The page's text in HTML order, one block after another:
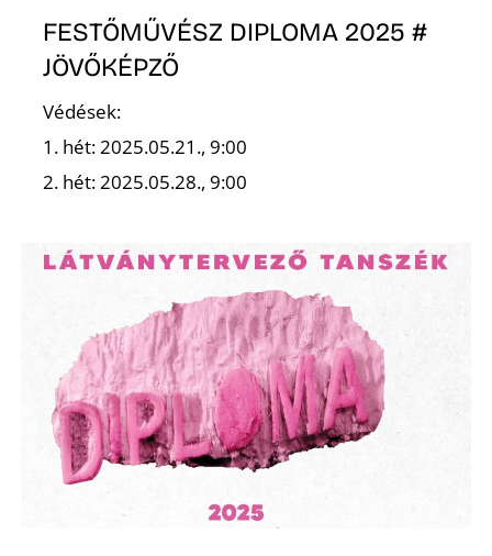
FESTŐMŰVÉSZ DIPLOMA 2025 #
JÖVŐKÉPZŐ
Védések:
1. hét: 2025.05.21., 9:00
2. hét: 2025.05.28., 9:00